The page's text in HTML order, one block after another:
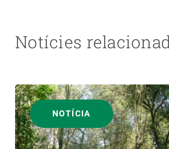
Notícies
NOTÍCIA